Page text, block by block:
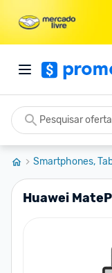
Smartphones,
Huawei